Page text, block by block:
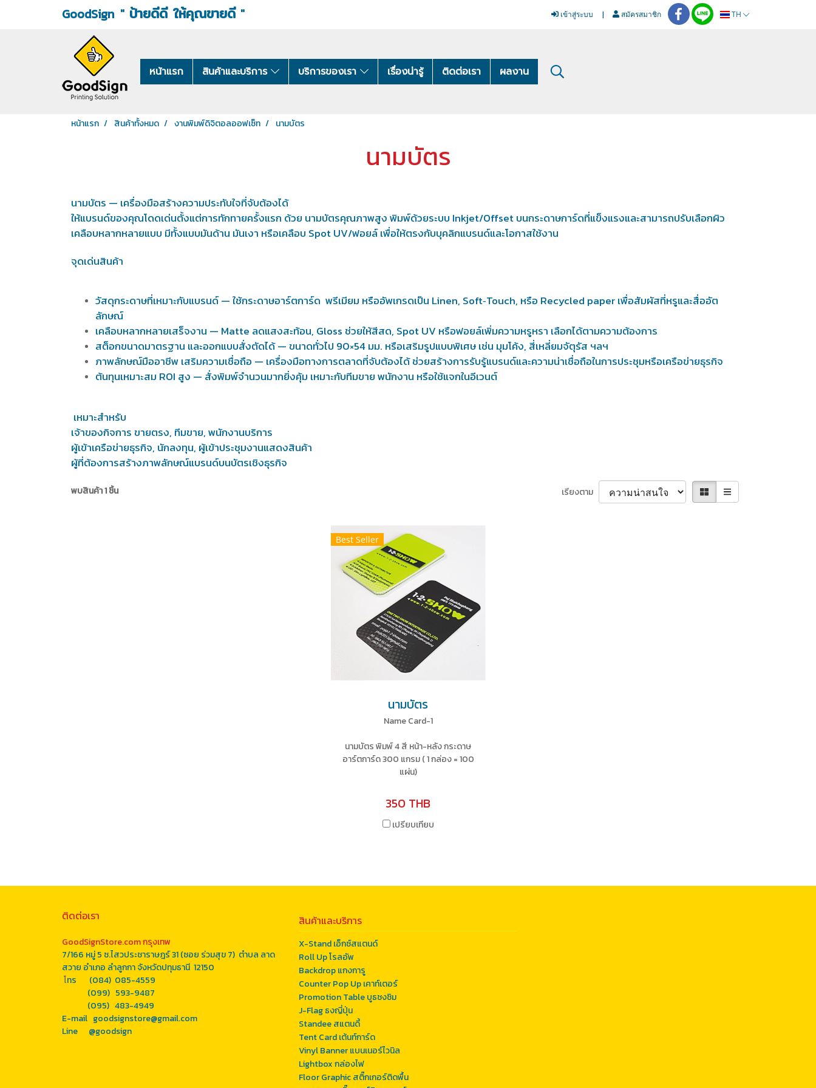
GoodSign " ป้ายดีดี ให้คุณขายดี" เข้าสู่ระบบ สมัครสมาชิก TH
หน้าแรก สินค้าและบริการ บริการของเรา เรื่องน่ารู้ ติดต่อเรา ผลงาน
หน้าแรก สินค้าทั้งหมด งานพิมพ์ดิจิตอลออฟเซ็ท นามบัตร
นามบัตร
นามบัตร — เครื่องมือสร้างความประทับใจที่จับต้องได้
ให้แบรนด์ของคุณโดดเด่นตั้งแต่การทักทายครั้งแรก ด้วย นามบัตรคุณภาพสูง พิมพ์ด้วยระบบ Inkjet/Offset บนกระดาษการ์ดที่แข็งแรงและสามารถปรับเลือกผิว
เคลือบหลากหลายแบบ มีทั้งแบบมันด้าน มันเงา หรือเคลือบ Spot UV/ฟอยล์ เพื่อให้ตรงกับบุคลิกแบรนด์และโอกาสใช้งาน
จุดเด่นสินค้า
วัสดุกระดาษที่เหมาะกับแบรนด์ — ใช้กระดาษอาร์ตการ์ด พรีเมียม หรืออัพเกรดเป็น Linen, Soft‑Touch, หรือ Recycled paper เพื่อสัมผัสที่หรูและสื่ออัต
ลักษณ์
เคลือบหลากหลายเสร็จงาน — Matte ลดแสงสะท้อน, Gloss ช่วยให้สีสด, Spot UV หรือฟอยล์เพิ่มความหรูหรา เลือกได้ตามความต้องการ
สต็อกขนาดมาตรฐาน และออกแบบสั่งตัดได้ — ขนาดทั่วไป 90×54 มม. หรือเสริมรูปแบบพิเศษ เช่น มุมโค้ง, สี่เหลี่ยมจัตุรัส ฯลฯ
ภาพลักษณ์มืออาชีพ เสริมความเชื่อถือ — เครื่องมือทางการตลาดที่จับต้องได้ ช่วยสร้างการรับรู้แบรนด์และความน่าเชื่อถือในการประชุมหรือเครือข่ายธุรกิจ
ต้นทุนเหมาะสม ROI สูง — สั่งพิมพ์จำนวนมากยิ่งคุ้ม เหมาะกับทีมขาย พนักงาน หรือใช้แจกในอีเวนต์
เหมาะสำหรับ
เจ้าของกิจการ ขายตรง, ทีมขาย, พนักงานบริการ
ผู้เข้าเครือข่ายธุรกิจ, นักลงทุน, ผู้เข้าประชุมงานแสดงสินค้า
ผู้ที่ต้องการสร้างภาพลักษณ์แบรนด์บนบัตรเชิงธุรกิจ
พบสินค้า 1 ชิ้น เรียงตาม
Best Seller
นามบัตร
Name Card-1
นามบัตร พิมพ์ 4 สี หน้า-หลัง กระดาษ
อาร์ตการ์ด 300 แกรม ( 1 กล่อง = 100
แผ่น)
350 THB
เปรียบเทียบ
ติดต่อเรา
GoodSignStore.com กรุงเทพ
7/166 หมู่ 5 ซ.ไสวประชาราษฎร์ 31 (ซอย ร่วมสุข 7) ตำบล ลาด
สวาย อำเภอ ลำลูกกา จังหวัดปทุมธานี 12150
โทร (084) 085-4559
(099) 593-9487
(095) 483-4949
E-mail goodsignstore@gmail.com
Line @goodsign
สินค้าและบริการ
X-Stand เอ็กซ์สแตนด์
Roll Up โรลอัพ
Backdrop แกงการู
Counter Pop Up เคาท์เตอร์
Promotion Table บูธชงชิม
J-Flag ธงญี่ปุ่น
Standee สแตนดี้
Tent Card เต้นท์การ์ด
Vinyl Banner แบนเนอร์ไวนิล
Lightbox กล่องไฟ
Floor Graphic สติ๊กเกอร์ติดพื้น